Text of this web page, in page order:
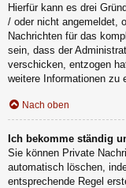
Hierfür kann es drei
/ oder nicht angemeldet,
Nachrichten für das
sein, dass der
verschicken, entzogen
weitere Informationen zu
Nach oben
Ich bekomme ständig
Sie können Private
automatisch löschen,
entsprechende Regel